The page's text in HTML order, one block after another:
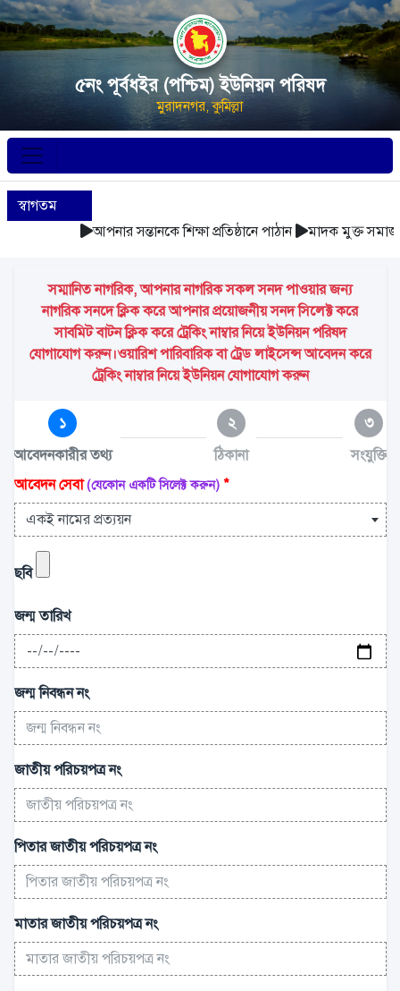
৫নং পূর্বধইর (পশ্চিম) ইউনিয়ন পরিষদ
মুরাদনগর, কুমিল্লা
স্বাগতম
আপনার সন্তানকে শিক্ষা প্রতিষ্ঠানে পাঠান
মাদক মুক্ত সমাজ
সম্মানিত নাগরিক, আপনার নাগরিক সকল সনদ পাওয়ার জন্য
নাগরিক সনদে ক্লিক করে আপনার প্রয়োজনীয় সনদ সিলেক্ট করে
সাবমিট বাটন ক্লিক করে ট্রেকিং নাম্বার নিয়ে ইউনিয়ন পরিষদ
যোগাযোগ করুন।ওয়ারিশ পারিবারিক বা ট্রেড লাইসেন্স আবেদন করে
ট্রেকিং নাম্বার নিয়ে ইউনিয়ন যোগাযোগ করুন
১
আবেদনকারীর তথ্য
২
ঠিকানা
৩
সংযুক্তি
আবেদন সেবা(যেকোন একটি সিলেক্ট করুন) *
একই নামের প্রত্যয়ন
ছবি
জন্ম তারিখ
জন্ম নিবন্ধন নং
জাতীয় পরিচয়পত্র নং
পিতার জাতীয় পরিচয়পত্র নং
মাতার জাতীয় পরিচয়পত্র নং